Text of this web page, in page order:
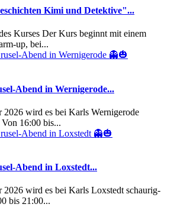
Kimi und Detektive"...
Kurses Der Kurs beginnt mit einem
up, bei...
Abend in Wernigerode...
2026 wird es bei Karls Wernigerode
16:00 bis...
Abend in Loxstedt...
2026 wird es bei Karls Loxstedt schaurig-
bis 21:00...